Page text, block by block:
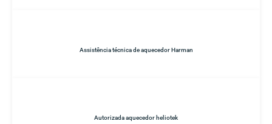
Assistência técnica de aquecedor Harman
Autorizada aquecedor heliotek